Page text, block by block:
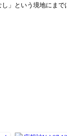
」という境地にま